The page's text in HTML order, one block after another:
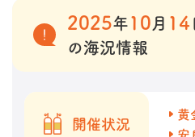
2025年 10 月 14
の海況情報
開催状況
黄